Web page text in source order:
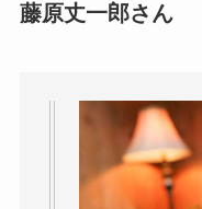
藤原丈一郎さん